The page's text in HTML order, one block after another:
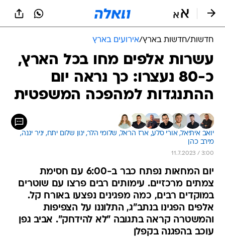
חדשות/חדשות בארץ/אירועים בארץ
עשרות אלפים מחו בכל הארץ,
כ-80 נעצרו: כך נראה יום
ההתנגדות למהפכה המשפטית
יואב איתיאל, אורי סלע, ארז הראל, שלומי הלר, ינון שלום יתח, יניר יגנה,
מירב כהן
11.7.2023 / 3:00
יום המחאות נפתח כבר ב-6:00 עם חסימת
צמתים מרכזיים. עימותים רבים פרצו עם שוטרים
במוקדים רבים, כמה מפגינים נפצעו באורח קל.
אלפים הפגינו בנתב"ג, התלוננו על הצפיפות
והמשטרה קראה בתגובה "לא להידחק". אביב גפן
עוכב בהפגנה בקפלן